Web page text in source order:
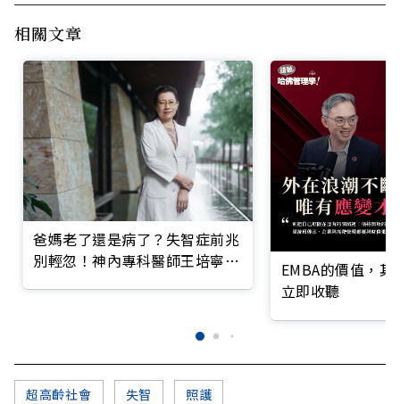
相關文章
爸媽老了還是病了？失智症前兆
別輕忽！神內專科醫師王培寧呼
EMBA的價值，
立即收聽
超高齡社會 失智 照護